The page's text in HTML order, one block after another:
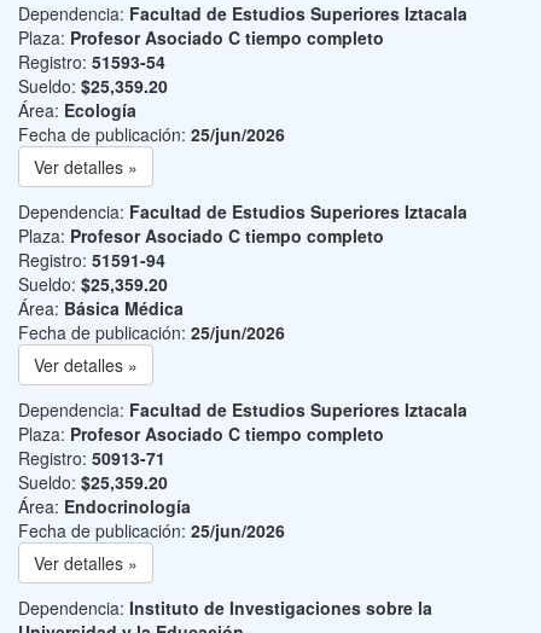
Dependencia: Facultad de Estudios Superiores Iztacala
Plaza: Profesor Asociado C tiempo completo
Registro: 51593-54
Sueldo: $25,359.20
Área: Ecología
Fecha de publicación: 25/jun/2026
Ver detalles »
Dependencia: Facultad de Estudios Superiores Iztacala
Plaza: Profesor Asociado C tiempo completo
Registro: 51591-94
Sueldo: $25,359.20
Área: Básica Médica
Fecha de publicación: 25/jun/2026
Ver detalles »
Dependencia: Facultad de Estudios Superiores Iztacala
Plaza: Profesor Asociado C tiempo completo
Registro: 50913-71
Sueldo: $25,359.20
Área: Endocrinología
Fecha de publicación: 25/jun/2026
Ver detalles »
Dependencia: Instituto de Investigaciones sobre la